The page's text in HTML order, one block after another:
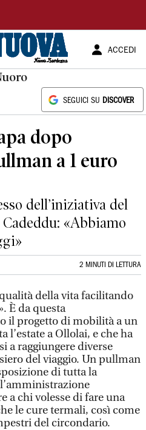
ACCEDI
SEGUICI SU DISCOVER
dopo
a 1 euro
dell’iniziativa del
Cadeddu: «Abbiamo
2 MINUTI DI LETTURA
della vita facilitando
È da questa
il progetto di mobilità a un
l’estate a Ollolai, e che ha
a raggiungere diverse
del viaggio. Un pullman
di tutta la
a chi volesse di fare una
le cure termali, così come
del circondario.